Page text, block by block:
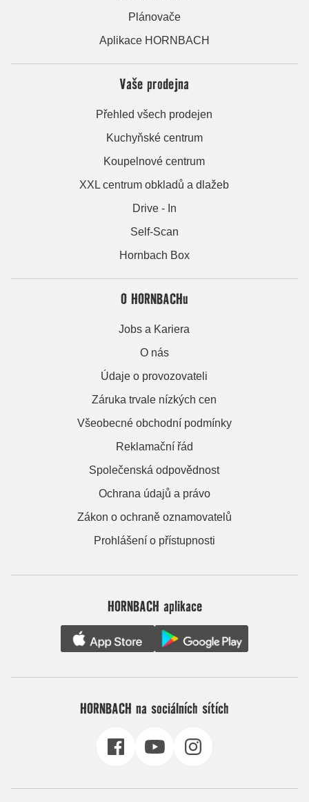
Plánovače
Aplikace HORNBACH
Vaše prodejna
Přehled všech prodejen
Kuchyňské centrum
Koupelnové centrum
XXL centrum obkladů a dlažeb
Drive - In
Self-Scan
Hornbach Box
O HORNBACHu
Jobs a Kariera
O nás
Údaje o provozovateli
Záruka trvale nízkých cen
Všeobecné obchodní podmínky
Reklamační řád
Společenská odpovědnost
Ochrana údajů a právo
Zákon o ochraně oznamovatelů
Prohlášení o přístupnosti
HORNBACH aplikace
HORNBACH na sociálních sítích